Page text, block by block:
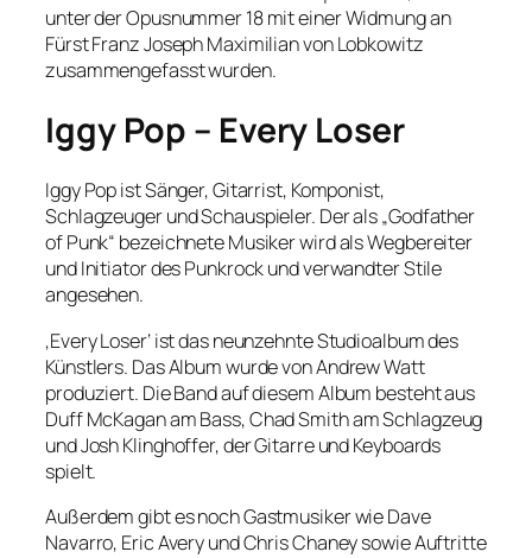
unter der Opusnummer 18 mit einer Widmung an
Fürst Franz Joseph Maximilian von Lobkowitz
zusammengefasst wurden.
Iggy Pop – Every Loser
Iggy Pop ist Sänger, Gitarrist, Komponist,
Schlagzeuger und Schauspieler. Der als „Godfather
of Punk“ bezeichnete Musiker wird als Wegbereiter
und Initiator des Punkrock und verwandter Stile
angesehen.
‚Every Loser‘ ist das neunzehnte Studioalbum des
Künstlers. Das Album wurde von Andrew Watt
produziert. Die Band auf diesem Album besteht aus
Duff McKagan am Bass, Chad Smith am Schlagzeug
und Josh Klinghoffer, der Gitarre und Keyboards
spielt.
Außerdem gibt es noch Gastmusiker wie Dave
Navarro, Eric Avery und Chris Chaney sowie Auftritte